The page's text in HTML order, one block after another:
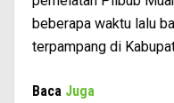
beberapa waktu lalu
terpampang di
Baca Juga